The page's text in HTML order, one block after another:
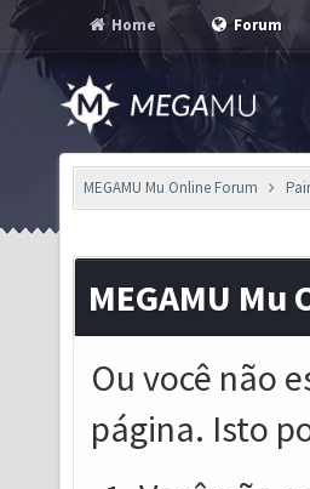
Home Forum
MEGAMU Mu Online Forum
MEGAMU
Ou você não
página. Isto